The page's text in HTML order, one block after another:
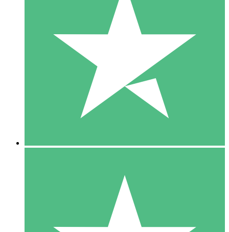
Individuella Kreditpaket
Betala per användning med nedladdningskrediter. Inget
1 Nedladdningar
10 00
10 Nedladdningar
20 00